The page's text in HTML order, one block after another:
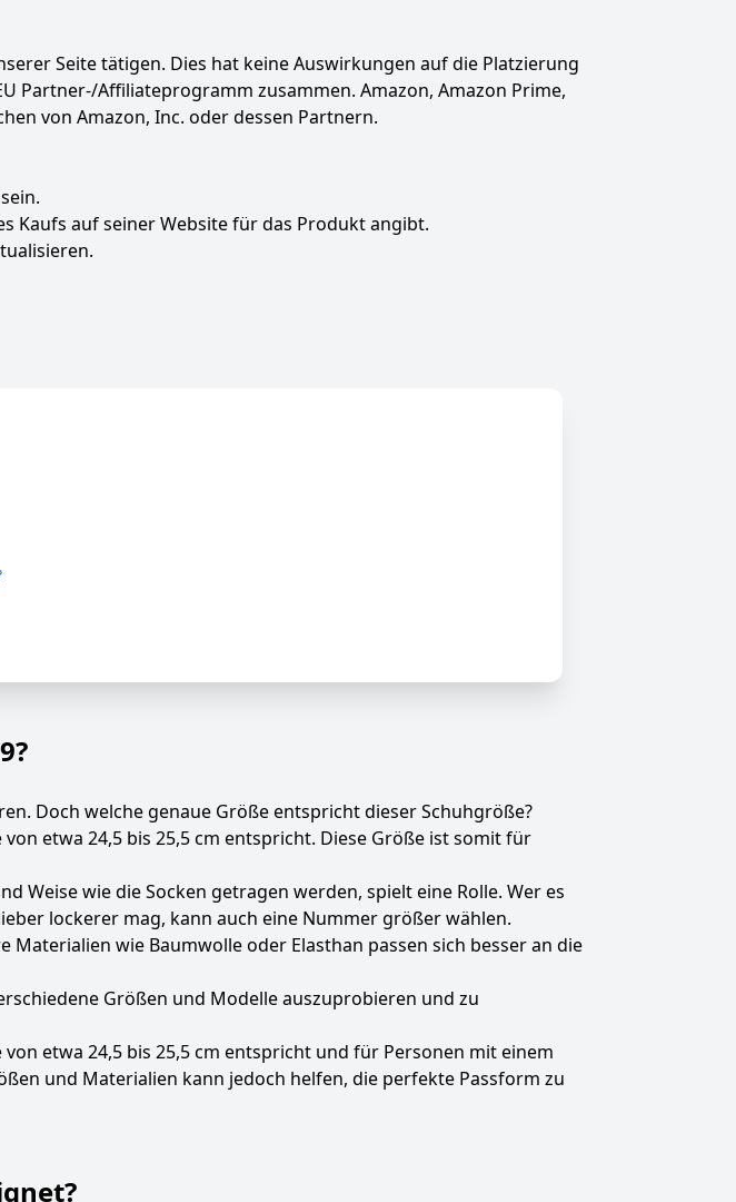
Seite tätigen. Dies hat keine Auswirkungen auf die Platzierung
Partner-/Affiliateprogramm zusammen. Amazon, Amazon Prime,
von Amazon, Inc. oder dessen Partnern.
Kaufs auf seiner Website für das Produkt angibt.
Doch welche genaue Größe entspricht dieser Schuhgröße?
etwa 24,5 bis 25,5 cm entspricht. Diese Größe ist somit für
Weise wie die Socken getragen werden, spielt eine Rolle. Wer es
lockerer mag, kann auch eine Nummer größer wählen.
wie Baumwolle oder Elasthan passen sich besser an die
Größen und Modelle auszuprobieren und zu
etwa 24,5 bis 25,5 cm entspricht und für Personen mit einem
und Materialien kann jedoch helfen, die perfekte Passform zu